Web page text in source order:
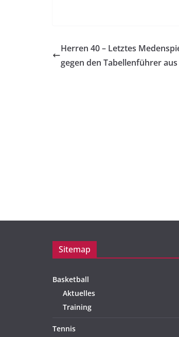
Herren 40 – Letztes
gegen den Tabellenführer
Sitemap
Basketball
Aktuelles
Training
Tennis